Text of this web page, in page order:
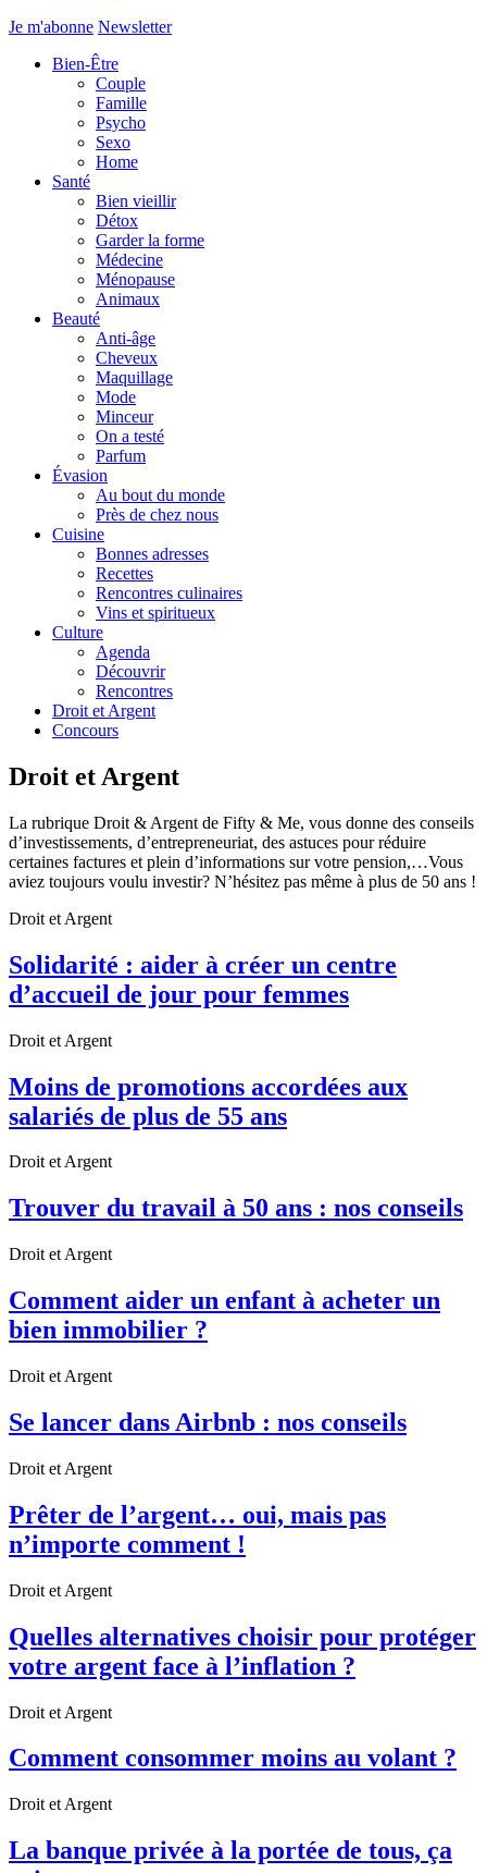
Je m'abonne Newsletter
Bien-Être
Couple
Famille
Psycho
Sexo
Home
Santé
Bien vieillir
Détox
Garder la forme
Médecine
Ménopause
Animaux
Beauté
Anti-âge
Cheveux
Maquillage
Mode
Minceur
On a testé
Parfum
Évasion
Au bout du monde
Près de chez nous
Cuisine
Bonnes adresses
Recettes
Rencontres culinaires
Vins et spiritueux
Culture
Agenda
Découvrir
Rencontres
Droit et Argent
Concours
Droit et Argent
La rubrique Droit & Argent de Fifty & Me, vous donne des conseils
d’investissements, d’entrepreneuriat, des astuces pour réduire
certaines factures et plein d’informations sur votre pension,…Vous
aviez toujours voulu investir? N’hésitez pas même à plus de 50 ans !
Droit et Argent
Solidarité : aider à créer un centre
d’accueil de jour pour femmes
Droit et Argent
Moins de promotions accordées aux
salariés de plus de 55 ans
Droit et Argent
Trouver du travail à 50 ans : nos conseils
Droit et Argent
Comment aider un enfant à acheter un
bien immobilier ?
Droit et Argent
Se lancer dans Airbnb : nos conseils
Droit et Argent
Prêter de l’argent… oui, mais pas
n’importe comment !
Droit et Argent
Quelles alternatives choisir pour protéger
votre argent face à l’inflation ?
Droit et Argent
Comment consommer moins au volant ?
Droit et Argent
La banque privée à la portée de tous, ça